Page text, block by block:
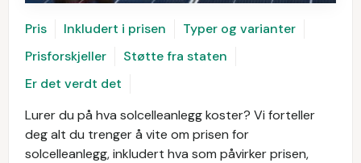
Pris Inkludert i prisen
Typer og varianter
Prisforskjeller
Støtte fra staten
Er det verdt det
Lurer du på hva solcelleanlegg koster? Vi forteller
deg alt du trenger å vite om prisen for
solcelleanlegg, inkludert hva som påvirker prisen,